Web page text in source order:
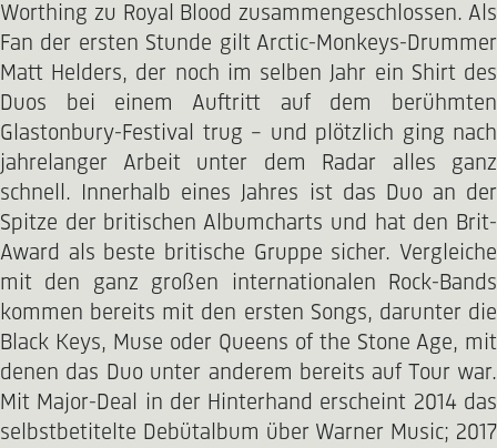
Worthing zu Royal Blood zusammengeschlossen. Als
Fan der ersten Stunde gilt Arctic-Monkeys-Drummer
Matt Helders, der noch im selben Jahr ein Shirt des
Duos bei einem Auftritt auf dem berühmten
Glastonbury-Festival trug – und plötzlich ging nach
jahrelanger Arbeit unter dem Radar alles ganz
schnell. Innerhalb eines Jahres ist das Duo an der
Spitze der britischen Albumcharts und hat den Brit-
Award als beste britische Gruppe sicher. Vergleiche
mit den ganz großen internationalen Rock-Bands
kommen bereits mit den ersten Songs, darunter die
Black Keys, Muse oder Queens of the Stone Age, mit
denen das Duo unter anderem bereits auf Tour war.
Mit Major-Deal in der Hinterhand erscheint 2014 das
selbstbetitelte Debütalbum über Warner Music; 2017